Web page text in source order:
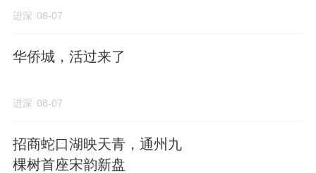
进深 08-07
华侨城，活过来了
进深 08-07
招商蛇口湖映天青，通州九
棵树首座宋韵新盘